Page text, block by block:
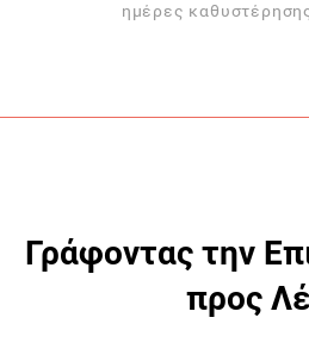
ημέρες
Γράφοντας την
προς